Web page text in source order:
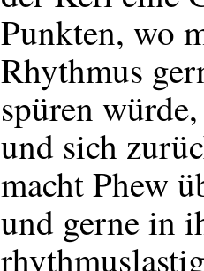
Punkten, wo
Rhythmus
spüren
und sich
macht Phew
und gerne in